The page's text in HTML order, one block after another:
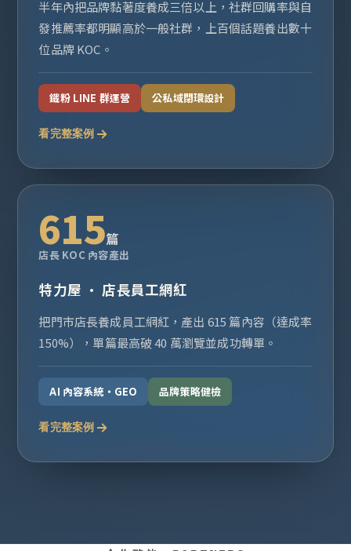
半年內把品牌黏著度養成三倍以上，社群回購率與自
發推薦率都明顯高於一般社群，上百個話題養出數十
位品牌 KOC。
鐵粉 LINE 群運營 公私域閉環設計
看完整案例
615篇
店長 KOC 內容產出
特力屋 · 店長員工網紅
把門市店長養成員工網紅，產出 615 篇內容（達成率
150%），單篇最高破 40 萬瀏覽並成功轉單。
AI 內容系統・GEO 品牌策略健檢
看完整案例